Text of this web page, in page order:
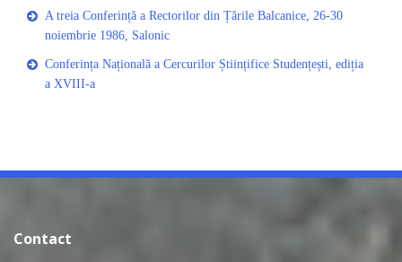
A treia Conferință a Rectorilor din Țările Balcanice, 26-30
noiembrie 1986, Salonic
Conferința Națională a Cercurilor Științifice Studențești, ediția
a XVIII-a
Contact